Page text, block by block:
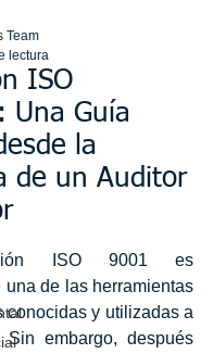
ISO
Una Guía
la
de un Auditor
Team
lectura
5 estrellas.
ISO 9001 es
una de las herramientas
conocidas y utilizadas a
Sin embargo, después